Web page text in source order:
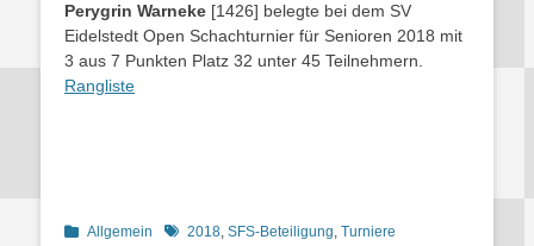
Perygrin Warneke [1426] belegte bei dem SV
Eidelstedt Open Schachturnier für Senioren 2018 mit
3 aus 7 Punkten Platz 32 unter 45 Teilnehmern.
Rangliste
Kategorien
Allgemein Schlagworte
2018, SFS-Beteiligung, Turniere